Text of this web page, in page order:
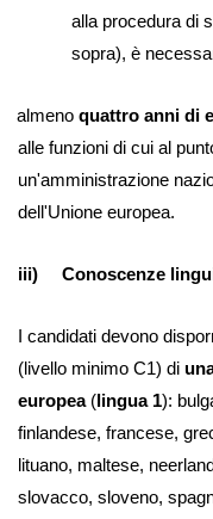
alla procedura di
sopra), è
almeno quattro anni di
alle funzioni di cui al
un'amministrazione
dell'Unione europea.
iii) Conoscenze
I candidati devono
(livello minimo C1) di
europea( lingua 1):
finlandese, francese,
lituano, maltese,
slovacco, sloveno,